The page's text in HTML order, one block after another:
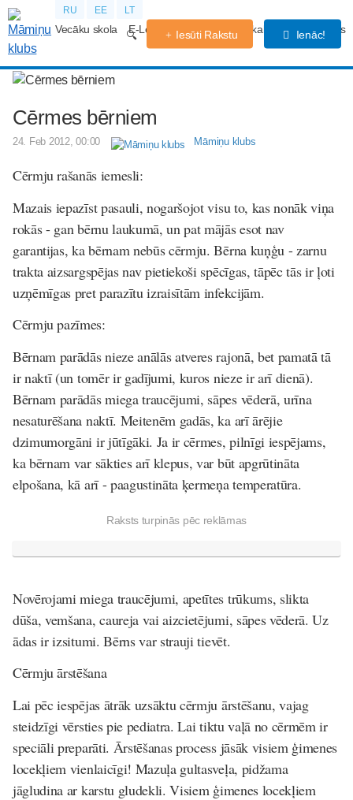
RU EE LT
Vecāku skola E-Lekcijas Grūtniecības kalendārs Forums
Iesūti Rakstu Ienāc!
Cērmes bērniem
24. Feb 2012, 00:00 Māmiņu klubs
Cērmju rašanās iemesli:
Mazais iepazīst pasauli, nogaršojot visu to, kas nonāk viņa
rokās - gan bērnu laukumā, un pat mājās esot nav
garantijas, ka bērnam nebūs cērmju. Bērna kuņģu - zarnu
trakta aizsargspējas nav pietiekoši spēcīgas, tāpēc tās ir ļoti
uzņēmīgas pret parazītu izraisītām infekcijām.
Cērmju pazīmes:
Bērnam parādās nieze anālās atveres rajonā, bet pamatā tā
ir naktī (un tomēr ir gadījumi, kuros nieze ir arī dienā).
Bērnam parādās miega traucējumi, sāpes vēderā, urīna
nesaturēšana naktī. Meitenēm gadās, ka arī ārējie
dzimumorgāni ir jūtīgāki. Ja ir cērmes, pilnīgi iespējams,
ka bērnam var sākties arī klepus, var būt apgrūtināta
elpošana, kā arī - paagustināta ķermeņa temperatūra.
Raksts turpinās pēc reklāmas
Novērojami miega traucējumi, apetītes trūkums, slikta
dūša, vemšana, caureja vai aizcietējumi, sāpes vēderā. Uz
ādas ir izsitumi. Bērns var strauji tievēt.
Cērmju ārstēšana
Lai pēc iespējas ātrāk uzsāktu cērmju ārstēšanu, vajag
steidzīgi vērsties pie pediatra. Lai tiktu vaļā no cērmēm ir
speciāli preparāti. Ārstēšanas process jāsāk visiem ģimenes
locekļiem vienlaicīgi! Mazuļa gultasveļa, pidžama
jāgludina ar karstu gludekli. Visiem ģimenes locekļiem